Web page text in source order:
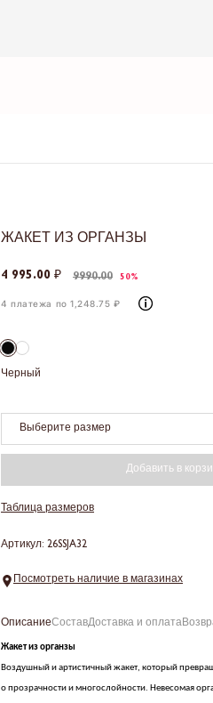
ЖАКЕТ ИЗ ОРГАНЗЫ
4 995.00 ₽ 9990.00 50%
4 платежа по 1,248.75 ₽
Черный
Выберите размер
Добавить в
Таблица размеров
Артикул: 26SSJA32
Посмотреть наличие в магазинах
ОписаниеСоставДоставка и оплата
Жакет из органзы
Воздушный и артистичный жакет, который
о прозрачности и многослойности. Невесомая